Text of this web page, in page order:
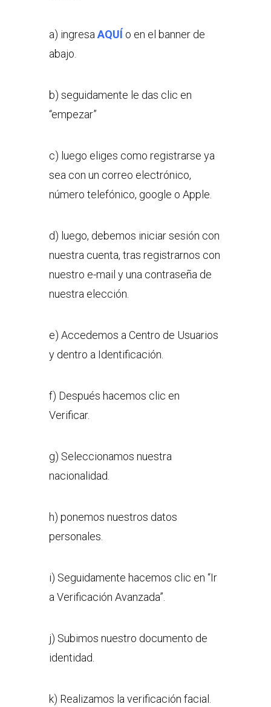
a) ingresa AQUÍ o en el banner de
abajo.
b) seguidamente le das clic en
“empezar”
c) luego eliges como registrarse ya
sea con un correo electrónico,
número telefónico, google o Apple.
d) luego, debemos iniciar sesión con
nuestra cuenta, tras registrarnos con
nuestro e-mail y una contraseña de
nuestra elección.
e) Accedemos a Centro de Usuarios
y dentro a Identificación.
f) Después hacemos clic en
Verificar.
g) Seleccionamos nuestra
nacionalidad.
h) ponemos nuestros datos
personales.
i) Seguidamente hacemos clic en “Ir
a Verificación Avanzada”.
j) Subimos nuestro documento de
identidad.
k) Realizamos la verificación facial.